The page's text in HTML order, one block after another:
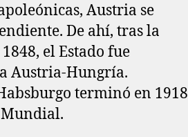
Austria se
De ahí, tras la
el Estado fue
Austria-Hungría.
terminó en 1918